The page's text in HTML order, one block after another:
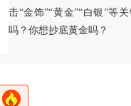
击“金饰”“黄金”“白银”等
吗？你想抄底黄金吗？